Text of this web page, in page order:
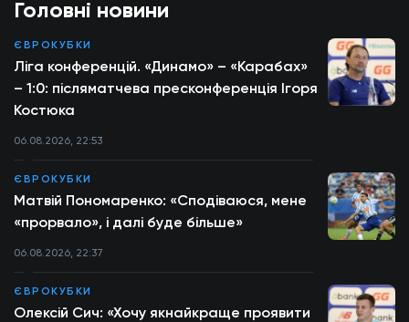
Головні новини
ЄВРОКУБКИ
Ліга конференцій. «Динамо» – «Карабах»
– 1:0: післяматчева пресконференція Ігоря
Костюка
06.08.2026, 22:53
ЄВРОКУБКИ
Матвій Пономаренко: «Сподіваюся, мене
«прорвало», і далі буде більше»
06.08.2026, 22:37
ЄВРОКУБКИ
Олексій Сич: «Хочу якнайкраще проявити